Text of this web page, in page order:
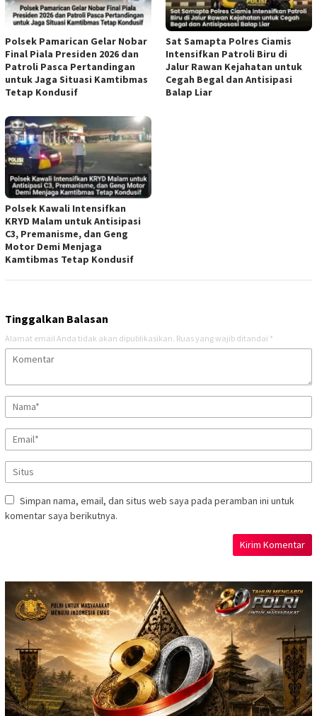
Polsek Pamarican Gelar Nobar
Final Piala Presiden 2026 dan
Patroli Pasca Pertandingan
untuk Jaga Situasi Kamtibmas
Tetap Kondusif
Sat Samapta Polres Ciamis
Intensifkan Patroli Biru di
Jalur Rawan Kejahatan untuk
Cegah Begal dan Antisipasi
Balap Liar
Polsek Kawali Intensifkan
KRYD Malam untuk Antisipasi
C3, Premanisme, dan Geng
Motor Demi Menjaga
Kamtibmas Tetap Kondusif
Tinggalkan Balasan
Alamat email Anda tidak akan dipublikasikan. Ruas yang wajib ditandai *
Simpan nama, email, dan situs web saya pada peramban ini untuk
komentar saya berikutnya.